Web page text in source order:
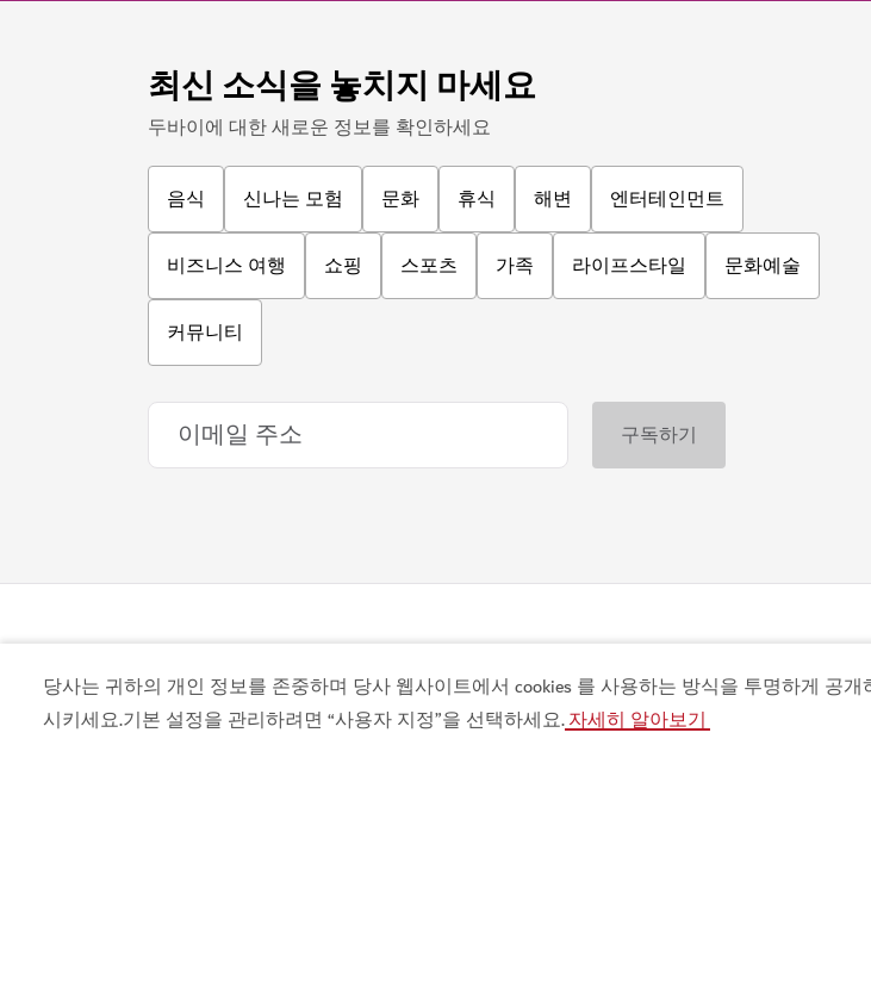
당사는 귀하의 개인 정보를 존중하며 당사 웹사이트에서 cookies 를 사용하는 방식을 투명하게 공
시키세요.기본 설정을 관리하려면 “사용자 지정”을 선택하세요.자세히 알아보기
최신 소식을 놓치지 마세요
두바이에 대한 새로운 정보를 확인하세요
음식 신나는 모험 문화 휴식 해변 엔터테인먼트
비즈니스 여행 쇼핑 스포츠 가족 라이프스타일 문화예술
커뮤니티
인기 링